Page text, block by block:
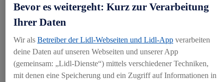
Bevor es weitergeht: Kurz zur Verarbeitung
Ihrer Daten
Wir als Betreiber der Lidl-Webseiten und Lidl-App verarbeiten
deine Daten auf unseren Webseiten und unserer App
(gemeinsam: „Lidl-Dienste“) mittels verschiedener Techniken,
mit denen eine Speicherung und ein Zugriff auf Informationen in